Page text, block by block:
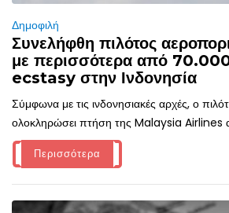
Δημοφιλή
Συνελήφθη πιλότος
με περισσότερα από
ecstasy στην Ινδονησία
Σύμφωνα με τις ινδονησιακές αρχές, ο
ολοκληρώσει πτήση της Malaysia Airlines
Περισσότερα